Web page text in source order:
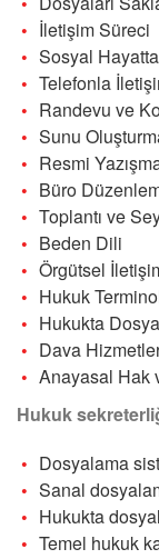
İletişim Süreci
Sosyal
Telefonla
Randevu ve
Sunu
Resmi
Büro
Toplantı ve
Beden Dili
Örgütsel
Hukuk
Hukukta
Dava
Anayasal Hak
Hukuk
Dosyalama
Sanal
Hukukta
Temel hukuk